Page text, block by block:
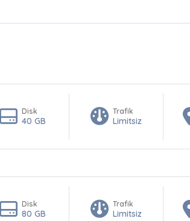
Disk
40 GB
Trafik
Limitsiz
Disk
80 GB
Trafik
Limitsiz